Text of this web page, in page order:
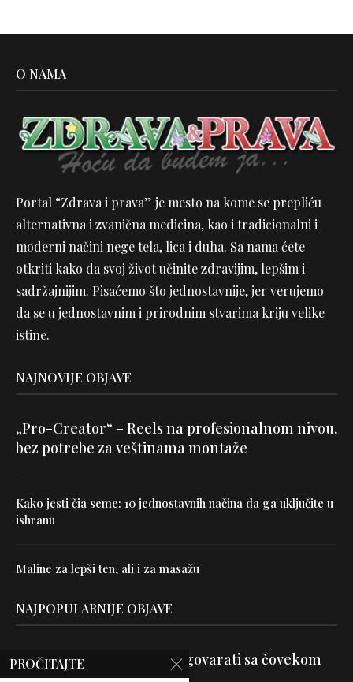
O NAMA
Portal “Zdrava i prava” je mesto na kome se prepliću
alternativna i zvanična medicina, kao i tradicionalni i
moderni načini nege tela, lica i duha. Sa nama ćete
otkriti kako da svoj život učinite zdravijim, lepšim i
sadržajnijim. Pisaćemo što jednostavnije, jer verujemo
da se u jednostavnim i prirodnim stvarima kriju velike
istine.
NAJNOVIJE OBJAVE
„Pro-Creator“ – Reels na profesionalnom nivou,
bez potrebe za veštinama montaže
Kako jesti čia seme: 10 jednostavnih načina da ga uključite u
ishranu
Maline za lepši ten, ali i za masažu
NAJPOPULARNIJE OBJAVE
Velika je veština znati razgovarati sa čovekom
PROČITAJTE